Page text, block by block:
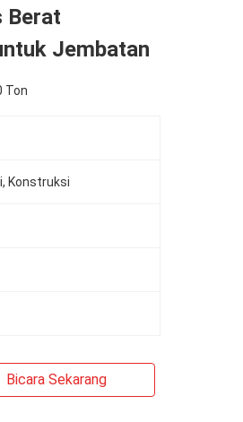
Berat
Jembatan
Ton
Konstruksi
Bicara Sekarang